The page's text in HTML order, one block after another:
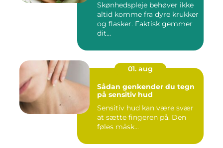
Skønhedspleje behøver ikke
altid komme fra dyre krukker
og flasker. Faktisk gemmer
dit...
01. aug
Sådan genkender du tegn
på sensitiv hud
Sensitiv hud kan være svær
at sætte fingeren på. Den
føles måsk...